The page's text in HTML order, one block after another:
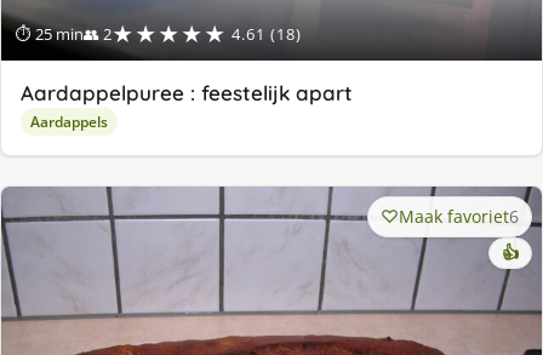
⏱ 25 min👥 2★★★★★ 4.61 (18)
Aardappelpuree : feestelijk apart
Aardappels
Maak favoriet6
👍